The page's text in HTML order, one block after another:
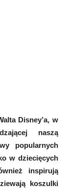
Disney’a, w
naszą
popularnych
w dziecięcych
inspirują
koszulki